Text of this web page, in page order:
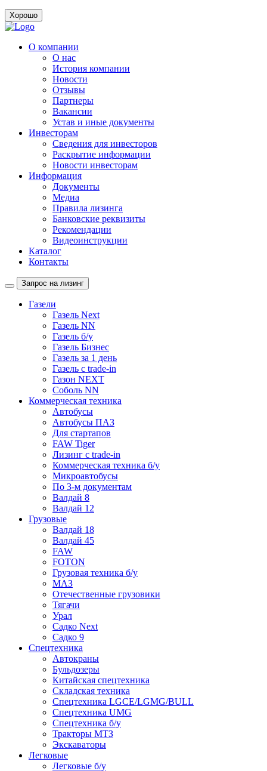
Хорошо
О компании
О нас
История компании
Новости
Отзывы
Партнеры
Вакансии
Устав и иные документы
Инвесторам
Сведения для инвесторов
Раскрытие информации
Новости инвесторам
Информация
Документы
Медиа
Правила лизинга
Банковские реквизиты
Рекомендации
Видеоинструкции
Каталог
Контакты
Запрос на лизинг
Газели
Газель Next
Газель NN
Газель б/у
Газель Бизнес
Газель за 1 день
Газель с trade-in
Газон NEXT
Соболь NN
Коммерческая техника
Автобусы
Автобусы ПАЗ
Для стартапов
FAW Tiger
Лизинг с trade-in
Коммерческая техника б/у
Микроавтобусы
По 3-м документам
Валдай 8
Валдай 12
Грузовые
Валдай 18
Валдай 45
FAW
FOTON
Грузовая техника б/у
МАЗ
Отечественные грузовики
Тягачи
Урал
Садко Next
Садко 9
Спецтехника
Автокраны
Бульдозеры
Китайская спецтехника
Складская техника
Спецтехника LGCE/LGMG/BULL
Спецтехника UMG
Спецтехника б/у
Тракторы МТЗ
Экскаваторы
Легковые
Легковые б/у